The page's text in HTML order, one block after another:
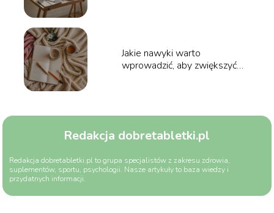
Jakie nawyki warto
wprowadzić, aby zwiększyć
Redakcja dobretabletki.pl
Redakcja dobretabletki.pl to grupa specjalistów z zakresu zdrowia,
suplementów, sportu, psychologii. Nasze artykuły to baza wiedzy i
przydatnych informacji.